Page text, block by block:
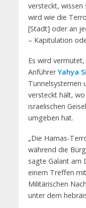
versteckt,
wird wie die
[Stadt] oder an
– Kapitulation
Es wird
AnführerYahya
Tunnelsystemen
versteckt hält,
israelischen
umgeben hat.
„Die Hamas-
während die
sagte Galant am
einem Treffen
Militärischen
unter dem